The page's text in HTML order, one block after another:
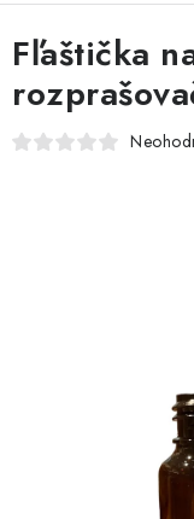
MATERSKÁ KAŠIČKA
VČELÍ JED
VÝROBKY Z VOSKU
DOPLNKY KU
Fľaštička